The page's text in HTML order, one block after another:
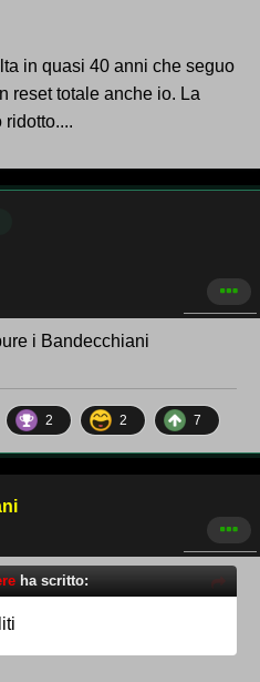
in quasi 40 anni che seguo
reset totale anche io. La
ridotto....
i Bandecchiani
2 2 7
ha scritto: